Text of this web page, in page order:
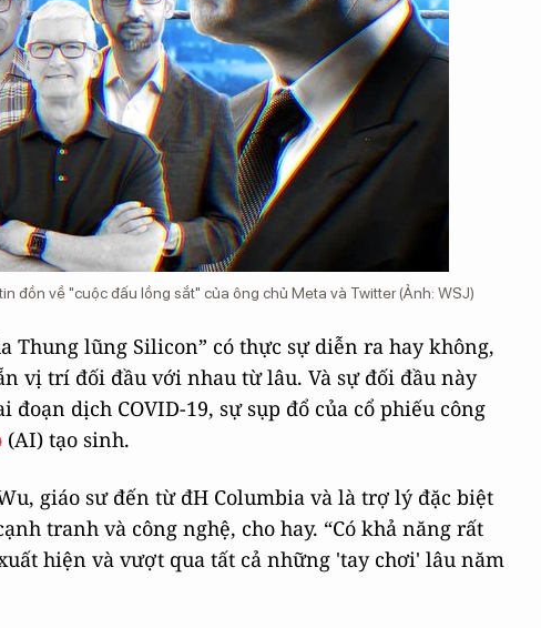
đồn về "cuộc đấu lồng sắt" của ông chủ Meta và Twitter (Ảnh: WSJ)
Thung lũng Silicon” có thực sự diễn ra hay không,
vị trí đối đầu với nhau từ lâu. Và sự đối đầu này
dịch COVID-19, sự sụp đổ của cổ phiếu công
(AI) tạo sinh.
giáo sư đến từ đH Columbia và là trợ lý đặc biệt
tranh và công nghệ, cho hay. “Có khả năng rất
hiện và vượt qua tất cả những 'tay chơi' lâu năm